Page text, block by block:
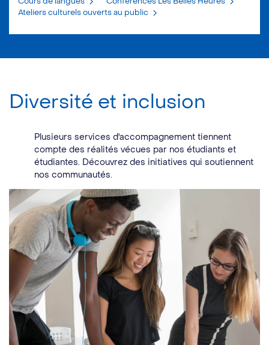
Ateliers culturels ouverts au public
Diversité et inclusion
Plusieurs services d'accompagnement tiennent
compte des réalités vécues par nos étudiants et
étudiantes. Découvrez des initiatives qui soutiennent
nos communautés.